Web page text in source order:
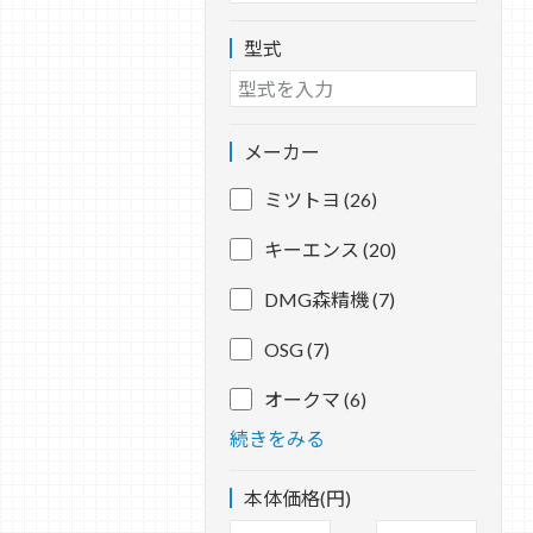
型式
メーカー
ミツトヨ (26)
キーエンス (20)
DMG森精機 (7)
OSG (7)
オークマ (6)
続きをみる
本体価格(円)